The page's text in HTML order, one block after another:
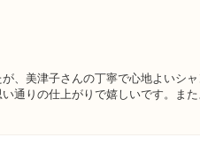
、美津子さんの丁寧で心地よいシ
通りの仕上がりで嬉しいです。ま